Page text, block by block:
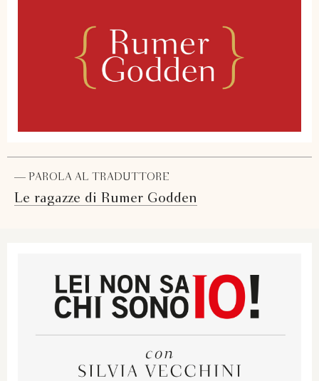
— PAROLA AL TRADUTTORE
Le ragazze di Rumer Godden